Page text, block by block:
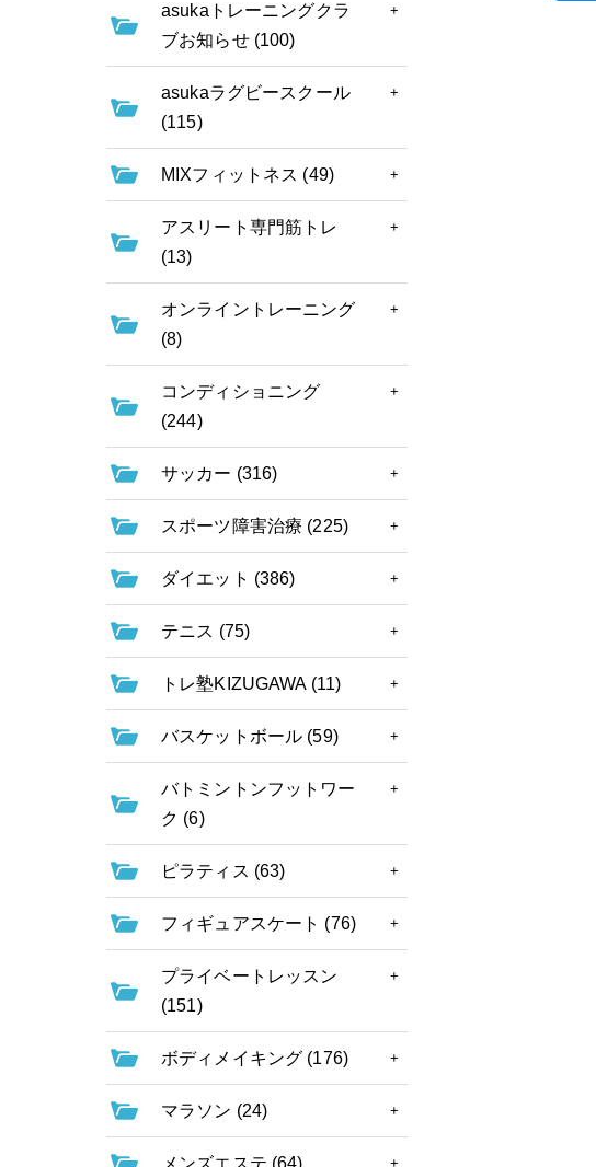
asukaトレーニングクラ
ブお知らせ (100)
asukaラグビースクール
(115)
MIXフィットネス (49)
アスリート専門筋トレ
(13)
オンライントレーニング
(8)
コンディショニング
(244)
サッカー (316)
スポーツ障害治療 (225)
ダイエット (386)
テニス (75)
トレ塾KIZUGAWA (11)
バスケットボール (59)
バトミントンフットワー
ク (6)
ピラティス (63)
フィギュアスケート (76)
プライベートレッスン
(151)
ボディメイキング (176)
マラソン (24)
メンズエステ (64)